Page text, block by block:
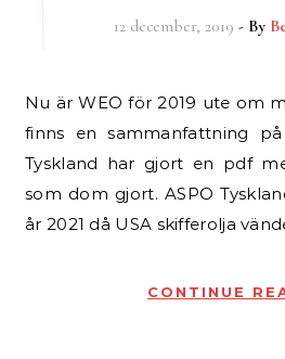
12 december, 2019 - By
Nu är WEO för 2019 ute om man vill köpa den, det
finns en sammanfattning på
Tyskland har gjort en pdf
som dom gjort. ASPO
år 2021 då USA skifferolja
CONTINUE